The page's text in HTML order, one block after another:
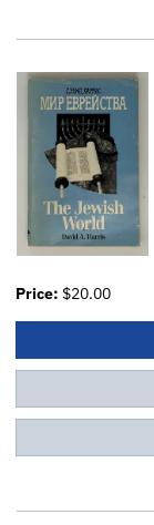
Price: $20.00